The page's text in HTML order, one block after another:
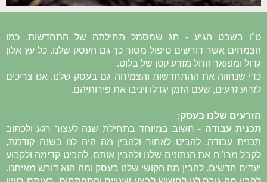
ט"ו בשבט הגיע - חג שמסמל תחילתה של התחדשות. כמו
הצמחים אשר דורשים טיפול מסור כך גם העסק שלנו. כל עץ אלון
גדול ומפואר החל מזרע קטן של בלוט.
כדי שנחווה את ההתחדשות והצמיחה גם בעסק שלנו, אנו צריכים
לזרוע זרעים, שעם הזמן יגדלו ויניבו את פירותיהם.
הזרעים שלנו בעסק:
תכנית עבודה - חשוב במיוחד בתחילת שנה לעצור רגע ולכתוב
תכנית עבודה. להביט לאחור ולהבין מה היה לנו בשנה קודמת,
לקבל מרו"ח את הנתונים שלנו ולהבין אותם. להביט קדימה ולקבוע
יעדים חדשים. להבין מה הקושי שלנו בעסק ומה הוא דורש מאיתנו.